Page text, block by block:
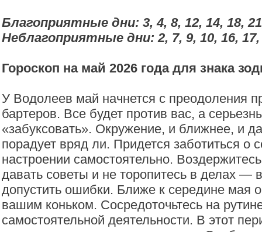
Благоприятные дни: 3, 4, 8, 12, 14, 18,
Неблагоприятные дни: 2, 7, 9, 10, 16, 17,
Гороскоп на май 2026 года для знака
У Водолеев май начнется с преодоления
бартеров. Все будет против вас, а
«забуксовать». Окружение, и ближнее, и
порадует вряд ли. Придется заботиться о
настроении самостоятельно.
давать советы и не торопитесь в делах —
допустить ошибки. Ближе к середине мая
вашим коньком. Сосредоточьтесь на
самостоятельной деятельности. В этот